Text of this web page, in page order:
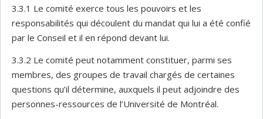
3.3.1 Le comité exerce tous les pouvoirs et les
responsabilités qui découlent du mandat qui lui a été confié
par le Conseil et il en répond devant lui.
3.3.2 Le comité peut notamment constituer, parmi ses
membres, des groupes de travail chargés de certaines
questions qu’il détermine, auxquels il peut adjoindre des
personnes-ressources de l’Université de Montréal.